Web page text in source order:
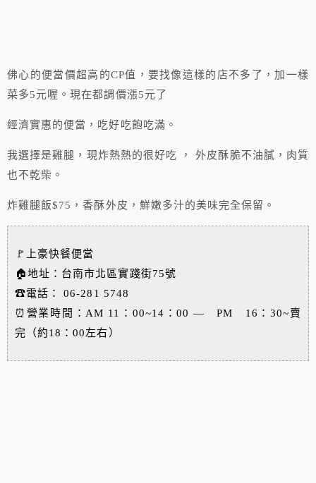
佛心的便當價超高的CP值，要找像這樣的店不多了，加一樣
菜多5元喔。現在都調價漲5元了
經濟實惠的便當，吃好吃飽吃滿。
我選擇是雞腿，現炸熱熱的很好吃 ， 外皮酥脆不油膩，肉質
也不乾柴。
炸雞腿飯$75，香酥外皮，鮮嫩多汁的美味完全保留。
🚩上豪快餐便當
🏠地址：台南市北區實踐街75號
☎電話：
06-281 5748
⏰營業時間：AM 11：00~14：00 — PM 16：30~賣
完（約18：00左右）